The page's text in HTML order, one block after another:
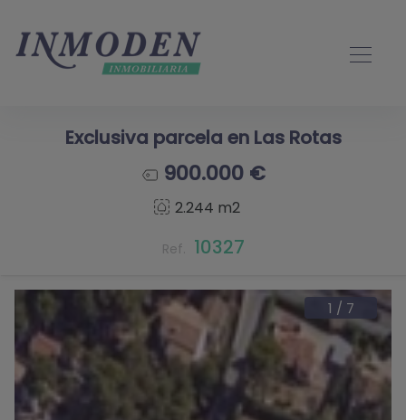
Exclusiva parcela en Las Rotas
900.000 €
2.244 m2
Ref. 10327
1 / 7